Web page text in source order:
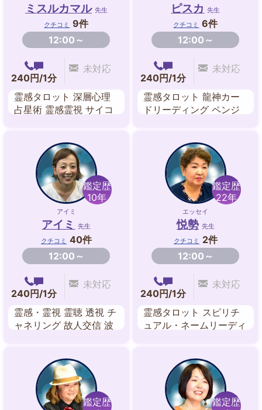
ミスルカマル 先生
クチコミ
9件
12:00～
240円/1分
未対応
霊感タロット 深層心理
占星術 霊感霊視 サイコ
ピスカ 先生
クチコミ
6件
12:00～
240円/1分
未対応
霊感タロット 龍神カー
ドリーディング ペンジ
鑑定歴
10年
アイミ
アイミ 先生
クチコミ 40件
12:00～
240円/1分
未対応
霊感・霊視 霊聴 透視 チ
ャネリング 故人交信 波
鑑定歴
22年
エッセイ
悦勢 先生
クチコミ
2件
12:00～
240円/1分
未対応
霊感タロット スピリチ
ュアル・ネームリーディ
ーン 姓名判断
鑑定歴
鑑定歴